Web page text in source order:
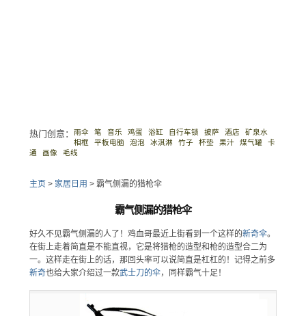
热门创意： 雨伞 笔 音乐 鸡蛋 浴缸 自行车锁 披萨 酒店
矿泉水
相框
平板电脑 泡泡 冰淇淋 竹子 杯垫 果汁 煤气罐
卡
通
画像 毛线
主页 > 家居日用 > 霸气侧漏的猎枪伞
霸气侧漏的猎枪伞
好久不见霸气侧漏的人了！鸡血哥最近上街看到一个这样的新奇伞。
在街上走着简直是不能直视，它是将猎枪的造型和枪的造型合二为
一。这样走在街上的话，那回头率可以说简直是杠杠的！记得之前多
新奇也给大家介绍过一款武士刀的伞，同样霸气十足！